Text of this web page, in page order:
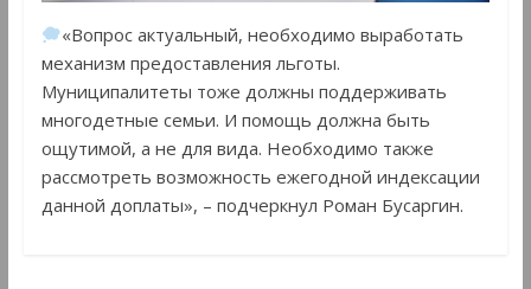
«Вопрос актуальный, необходимо выработать
механизм предоставления льготы.
Муниципалитеты тоже должны поддерживать
многодетные семьи. И помощь должна быть
ощутимой, а не для вида. Необходимо также
рассмотреть возможность ежегодной индексации
данной доплаты», – подчеркнул Роман Бусаргин.